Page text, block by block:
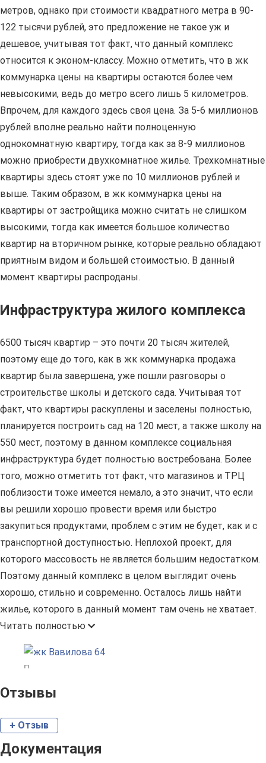
метров, однако при стоимости квадратного метра в 90-
122 тысячи рублей, это предложение не такое уж и
дешевое, учитывая тот факт, что данный комплекс
относится к эконом-классу. Можно отметить, что в жк
коммунарка цены на квартиры остаются более чем
невысокими, ведь до метро всего лишь 5 километров.
Впрочем, для каждого здесь своя цена. За 5-6 миллионов
рублей вполне реально найти полноценную
однокомнатную квартиру, тогда как за 8-9 миллионов
можно приобрести двухкомнатное жилье. Трехкомнатные
квартиры здесь стоят уже по 10 миллионов рублей и
выше. Таким образом, в жк коммунарка цены на
квартиры от застройщика можно считать не слишком
высокими, тогда как имеется большое количество
квартир на вторичном рынке, которые реально обладают
приятным видом и большей стоимостью. В данный
момент квартиры распроданы.
Инфраструктура жилого комплекса
6500 тысяч квартир – это почти 20 тысяч жителей,
поэтому еще до того, как в жк коммунарка продажа
квартир была завершена, уже пошли разговоры о
строительстве школы и детского сада. Учитывая тот
факт, что квартиры раскуплены и заселены полностью,
планируется построить сад на 120 мест, а также школу на
550 мест, поэтому в данном комплексе социальная
инфраструктура будет полностью востребована. Более
того, можно отметить тот факт, что магазинов и ТРЦ
поблизости тоже имеется немало, а это значит, что если
вы решили хорошо провести время или быстро
закупиться продуктами, проблем с этим не будет, как и с
транспортной доступностью. Неплохой проект, для
которого массовость не является большим недостатком.
Поэтому данный комплекс в целом выглядит очень
хорошо, стильно и современно. Осталось лишь найти
жилье, которого в данный момент там очень не хватает.
Читать полностью
Отзывы
+ Отзыв
Документация